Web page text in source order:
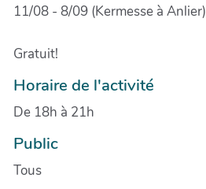
11/08 - 8/09 (Kermesse à Anlier)
Gratuit!
Horaire de l'activité
De 18h à 21h
Public
Tous